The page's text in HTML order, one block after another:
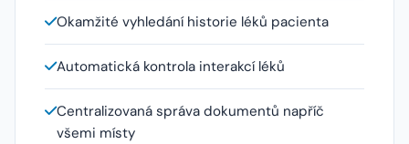
Okamžité vyhledání historie léků pacienta
Automatická kontrola interakcí léků
Centralizovaná správa dokumentů napříč
všemi místy